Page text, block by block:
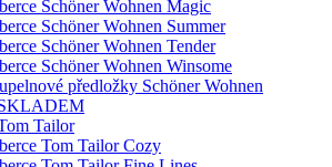
Schöner Wohnen Magic
Schöner Wohnen Summer
Schöner Wohnen Tender
Schöner Wohnen Winsome
předložky Schöner Wohnen
Tailor
Tom Tailor Cozy